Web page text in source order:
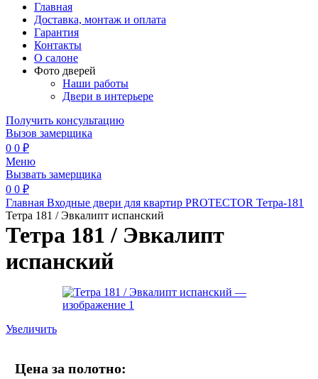
Главная
Доставка, монтаж и оплата
Гарантия
Контакты
О салоне
Фото дверей
Наши работы
Двери в интерьере
Получить консультацию
Вызов замерщика
0 0 ₽
Меню
Вызвать замерщика
0 0 ₽
Главная Входные двери для квартир PROTECTOR Тетра-181
Тетра 181 / Эвкалипт испанский
Тетра 181 / Эвкалипт
испанский
Увеличить
Цена за полотно: